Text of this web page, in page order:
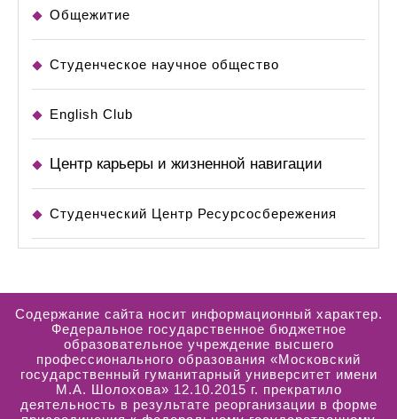
Общежитие
Студенческое научное общество
English Club
Центр карьеры и жизненной навигации
Студенческий Центр Ресурсосбережения
Содержание сайта носит информационный характер.
Федеральное государственное бюджетное
образовательное учреждение высшего
профессионального образования «Московский
государственный гуманитарный университет имени
М.А. Шолохова» 12.10.2015 г. прекратило
деятельность в результате реорганизации в форме